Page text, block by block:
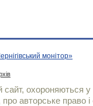
монітор»
охороняються у
авторське право і